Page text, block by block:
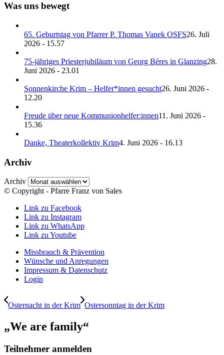
Was uns bewegt
65. Geburtstag von Pfarrer P. Thomas Vanek OSFS26. Juli
2026 - 15.57
75-jähriges Priesterjubiläum von Georg Béres in Glanzing28.
Juni 2026 - 23.01
Sonnenkirche Krim – Helfer*innen gesucht26. Juni 2026 -
12.20
Freude über neue Kommunionhelfer:innen11. Juni 2026 -
15.36
Danke, Theaterkollektiv Krim4. Juni 2026 - 16.13
Archiv
Archiv
© Copyright - Pfarre Franz von Sales
Link zu Facebook
Link zu Instagram
Link zu WhatsApp
Link zu Youtube
Missbrauch & Prävention
Wünsche und Anregungen
Impressum & Datenschutz
Login
Osternacht in der Krim Ostersonntag in der Krim
„We are family“
Teilnehmer anmelden